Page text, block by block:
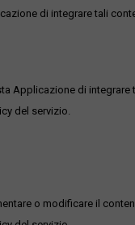
di integrare tali
Applicazione di
del servizio.
o modificare il